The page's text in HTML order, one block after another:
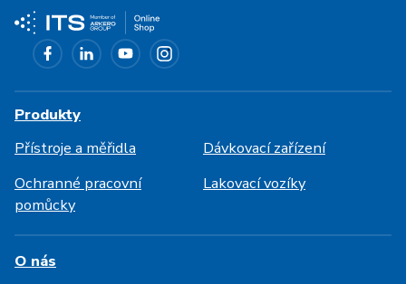
Produkty
Přístroje a měřidla
Dávkovací zařízení
Ochranné pracovní
pomůcky
Lakovací vozíky
O nás